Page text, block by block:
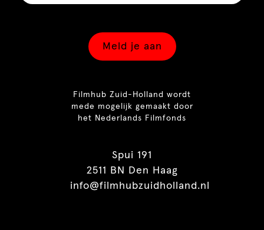
Meld je aan
Filmhub Zuid-Holland wordt
mede mogelijk gemaakt door
het Nederlands Filmfonds
Spui 191
2511 BN Den Haag
info@filmhubzuidholland.nl